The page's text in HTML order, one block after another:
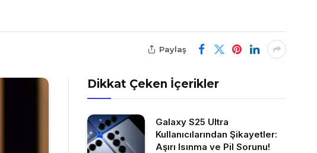
Paylaş
Dikkat Çeken İçerikler
Galaxy S25 Ultra
Kullanıcılarından Şikayetler:
Aşırı Isınma ve Pil Sorunu!